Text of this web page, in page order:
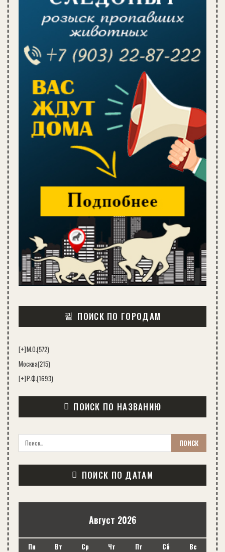
ПОИСК ПО ГОРОДАМ
[+]М.О.(572)
Москва(215)
[+]Р.Ф.(1693)
ПОИСК ПО НАЗВАНИЮ
ПОИСК ПО ДАТАМ
Август 2026
Пн Вт Ср Чт Пт Сб Вс